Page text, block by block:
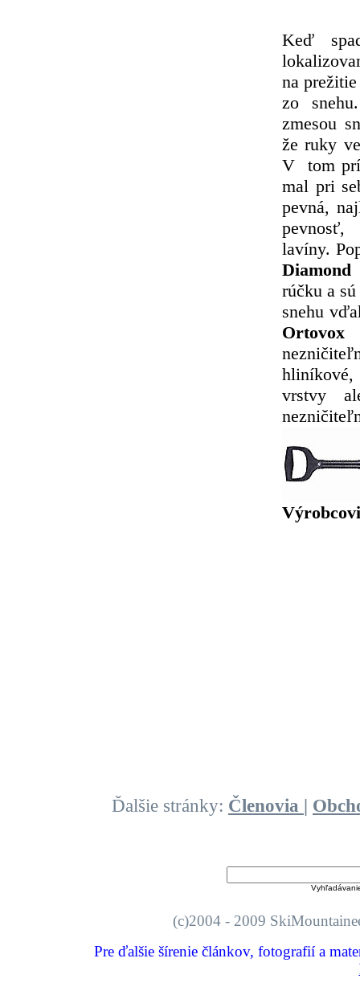
Keď
na
zo
zmesou
že ruky
V tom
mal pri
pevná,
pevnosť,
lavíny.
Diamond
rúčku a
snehu
Ortovox
hliníkové,
vrstvy
Ďalšie stránky: Členovia |
(c)2004 - 2009
Pre ďalšie šírenie článkov, fotografií a